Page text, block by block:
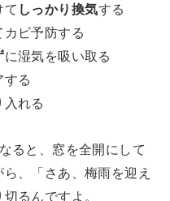
て しっかり換気する
カビ予防する
に湿気を吸い取る
する
入れる
ると、窓を全開にして
、「さあ、梅雨を迎え
るんですよ。